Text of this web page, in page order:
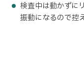
検査中は動かずに
振動になるので控